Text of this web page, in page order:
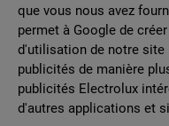
que vous nous avez
permet à Google de
d'utilisation de notre site
publicités de manière
publicités Electrolux
d'autres applications et